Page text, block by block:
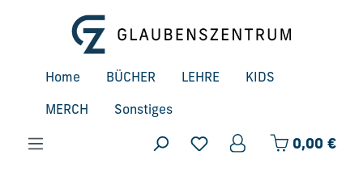
Zum Hauptinhalt springen
Home BÜCHER LEHRE KIDS
MERCH Sonstiges
0,00 €